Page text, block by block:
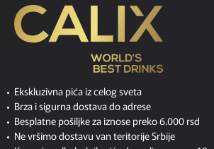
Ekskluzivna pića iz celog sveta
Brza i sigurna dostava do adrese
Besplatne pošiljke za iznose preko 6.000 rsd
Ne vršimo dostavu van teritorije Srbije